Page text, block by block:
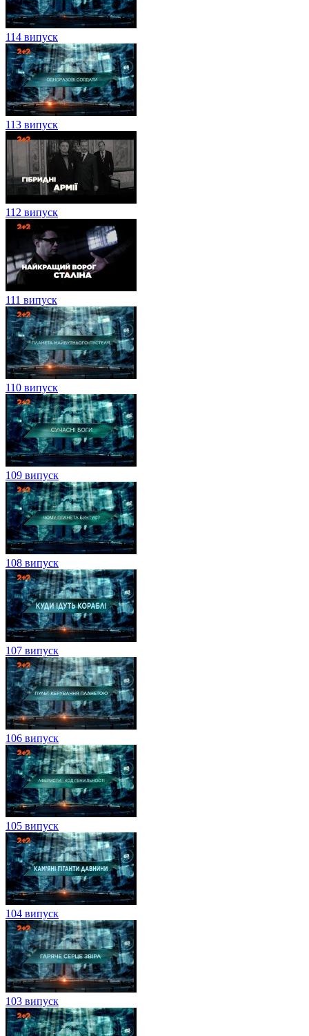
114 випуск
113 випуск
112 випуск
111 випуск
110 випуск
109 випуск
108 випуск
107 випуск
106 випуск
105 випуск
104 випуск
103 випуск